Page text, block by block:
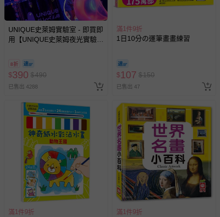
退貨，您可至『查詢訂單』>『已出貨』中查詢該筆訂單，
並點選『我要退貨』即可進行申請。若有相關退貨問題，請
至媽咪愛LINE@客服ID: @mamilove我們將依序為您處理
與服務，謝謝。
針對滿件折/滿額贈…等活動，如因部份退貨，而該訂單保
留商品未達活動門檻，將以原價計算，活動贈品亦需一併退
回。
部分商品依據消費者保護法的規定，不適用七天鑑賞期/猶
易於腐敗、保存期限較短或解約時即將逾期（例如生鮮
商品、食品等）。
客製化商品（例如客製生日書、姓名貼等）。
報紙、期刊或雜誌（惟書籍如經拆封、使用，則酌收整
新費用）。
經消費者拆封之影音商品或電腦軟體（例如 DVD、CD
等）。
UNIQUE史萊姆實驗室 - 即買即
用【UNIQUE史萊姆夜光實驗室
訂單編號兌換，逾期作廢) (大
人小孩均一價(3歲以上需購票))
8折
$390 $490
已售出 4288
滿1件9折
1日10分の運筆畫畫練習
$107 $150
已售出 47
滿1件9折 滿1件9折